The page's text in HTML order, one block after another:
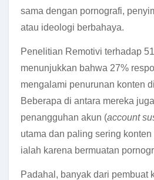
sama dengan pornografi,
atau ideologi berbahaya.
Penelitian Remotivi terhadap
menunjukkan bahwa 27%
mengalami penurunan konten
Beberapa di antara mereka
penangguhan akun (account
utama dan paling sering
ialah karena bermuatan
Padahal, banyak dari pembuat